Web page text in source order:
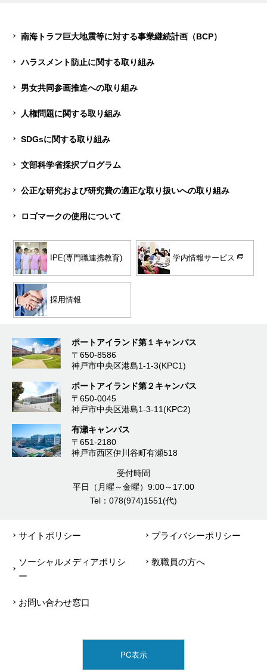
南海トラフ巨大地震等に対する事業継続計画（BCP）
ハラスメント防止に関する取り組み
男女共同参画推進への取り組み
人権問題に関する取り組み
SDGsに関する取り組み
文部科学省採択プログラム
公正な研究および研究費の適正な取り扱いへの取り組み
ロゴマークの使用について
IPE(専門職連携教育) 学内情報サービス
採用情報
ポートアイランド第１キャンパス
〒650-8586
神戸市中央区港島1-1-3(KPC1)
ポートアイランド第２キャンパス
〒650-0045
神戸市中央区港島1-3-11(KPC2)
有瀬キャンパス
〒651-2180
神戸市西区伊川谷町有瀬518
受付時間
平日（月曜～金曜）9:00～17:00
Tel：078(974)1551(代)
サイトポリシー プライバシーポリシー
ソーシャルメディアポリシ
ー
教職員の方へ
お問い合わせ窓口
PC表示